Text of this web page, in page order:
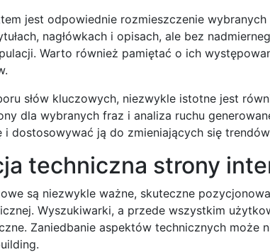
jest odpowiednie rozmieszczenie
nagłówkach i opisach, ale bez
Warto również pamiętać o ich
słów kluczowych, niezwykle istotne jest
dla wybranych fraz i analiza ruchu
dostosowywać ją do zmieniających się
techniczna strony
są niezwykle ważne, skuteczne
Wyszukiwarki, a przede wszystkim
Zaniedbanie aspektów technicznych może